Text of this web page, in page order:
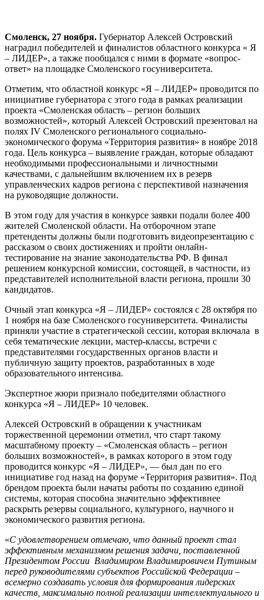
Смоленск, 27 ноября. Губернатор Алексей Островский
наградил победителей и финалистов областного конкурса « Я
– ЛИДЕР», а также пообщался с ними в формате «вопрос-
ответ» на площадке Смоленского госуниверситета.
Отметим, что областной конкурс «Я – ЛИДЕР» проводится по
инициативе губернатора с этого года в рамках реализации
проекта «Смоленская область – регион больших
возможностей», который Алексей Островский презентовал на
полях IV Смоленского регионального социально-
экономического форума «Территория развития» в ноябре 2018
года. Цель конкурса – выявление граждан, которые обладают
необходимыми профессиональными и личностными
качествами, с дальнейшим включением их в резерв
управленческих кадров региона с перспективой назначения
на руководящие должности.
В этом году для участия в конкурсе заявки подали более 400
жителей Смоленской области. На отборочном этапе
претенденты должны были подготовить видеопрезентацию с
рассказом о своих достижениях и пройти онлайн-
тестирование на знание законодательства РФ. В финал
решением конкурсной комиссии, состоящей, в частности, из
представителей исполнительной власти региона, прошли 30
кандидатов.
Очный этап конкурса «Я – ЛИДЕР» состоялся с 28 октября по
1 ноября на базе Смоленского госуниверситета. Финалисты
приняли участие в стратегической сессии, которая включала в
себя тематические лекции, мастер-классы, встречи с
представителями государственных органов власти и
публичную защиту проектов, разработанных в ходе
образовательного интенсива.
Экспертное жюри признало победителями областного
конкурса «Я – ЛИДЕР» 10 человек.
Алексей Островский в обращении к участникам
торжественной церемонии отметил, что старт такому
масштабному проекту – «Смоленская область – регион
больших возможностей», в рамках которого в этом году
проводится конкурс «Я – ЛИДЕР», — был дан по его
инициативе год назад на форуме «Территория развития». Под
брендом проекта были начаты работы по созданию единой
системы, которая способна значительно эффективнее
раскрыть резервы социального, культурного, научного и
экономического развития региона.
«С удовлетворением отмечаю, что данный проект стал
эффективным механизмом решения задачи, поставленной
Президентом России Владимиром Владимировичем Путиным
перед руководителями субъектов Российской Федерации –
всемерно создавать условия для формирования лидерских
качеств, максимально полной реализации интеллектуального и